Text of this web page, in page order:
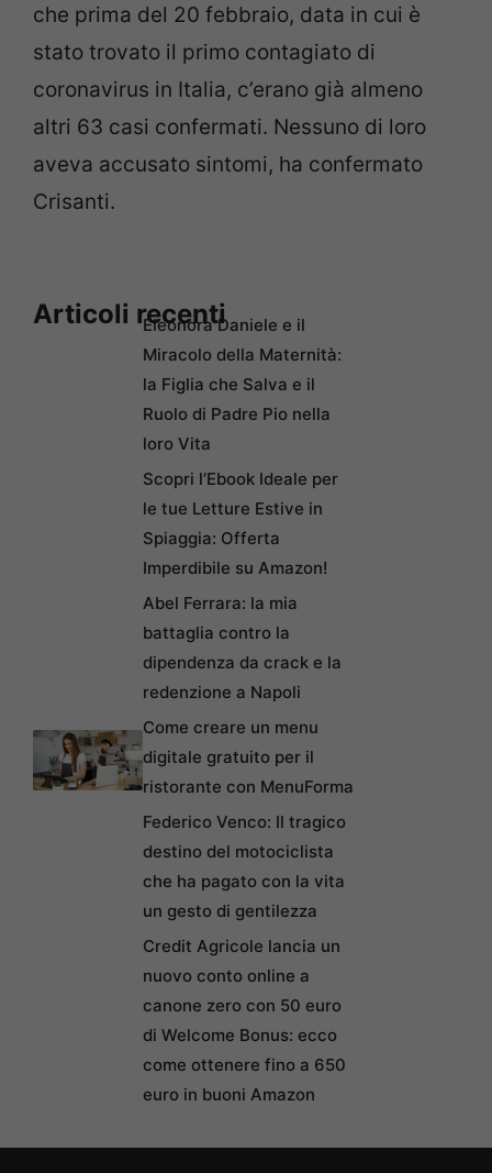
che prima del 20 febbraio, data in cui è
stato trovato il primo contagiato di
coronavirus in Italia, c’erano già almeno
altri 63 casi confermati. Nessuno di loro
aveva accusato sintomi, ha confermato
Crisanti.
Articoli recentiEleonora Daniele e il
Miracolo della Maternità:
la Figlia che Salva e il
Ruolo di Padre Pio nella
loro Vita
Scopri l’Ebook Ideale per
le tue Letture Estive in
Spiaggia: Offerta
Imperdibile su Amazon!
Abel Ferrara: la mia
battaglia contro la
dipendenza da crack e la
redenzione a Napoli
Come creare un menu
digitale gratuito per il
ristorante con MenuForma
Federico Venco: Il tragico
destino del motociclista
che ha pagato con la vita
un gesto di gentilezza
Credit Agricole lancia un
nuovo conto online a
canone zero con 50 euro
di Welcome Bonus: ecco
come ottenere fino a 650
euro in buoni Amazon